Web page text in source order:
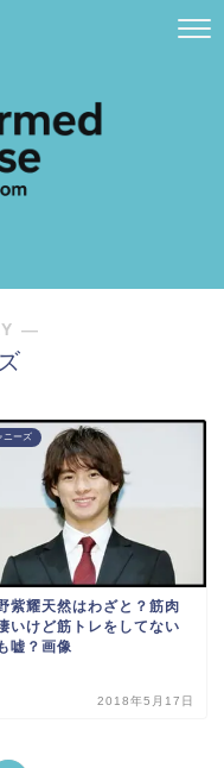
―
ニーズ
紫耀天然はわざと？筋肉
いけど筋トレをしてない
嘘？画像
2018年5月17日